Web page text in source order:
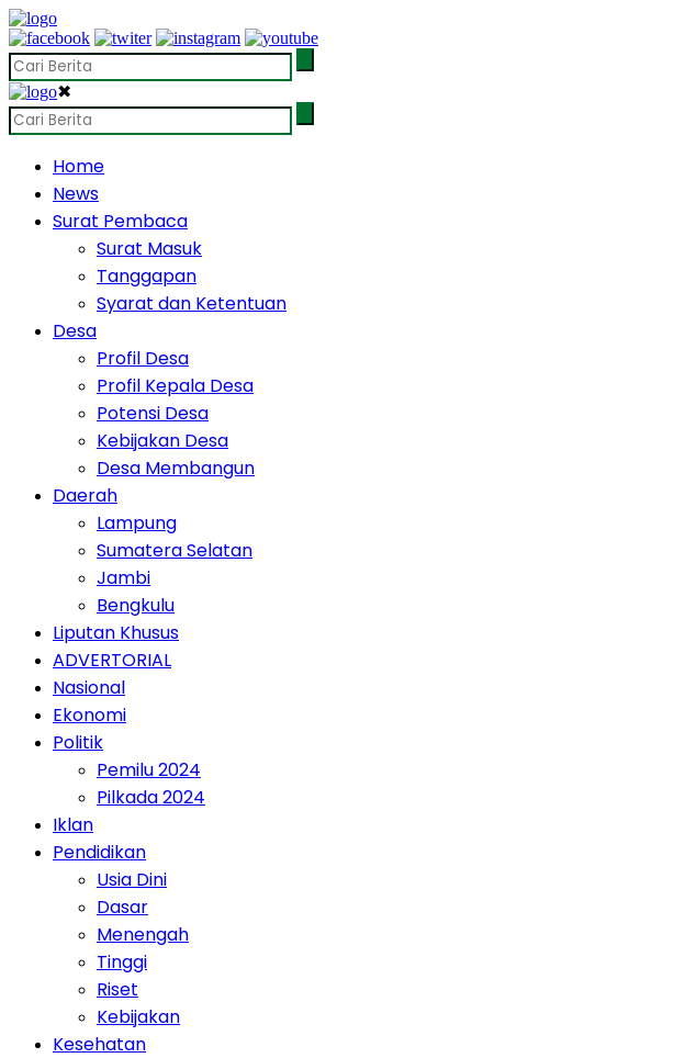
✖
Home
News
Surat Pembaca
Surat Masuk
Tanggapan
Syarat dan Ketentuan
Desa
Profil Desa
Profil Kepala Desa
Potensi Desa
Kebijakan Desa
Desa Membangun
Daerah
Lampung
Sumatera Selatan
Jambi
Bengkulu
Liputan Khusus
ADVERTORIAL
Nasional
Ekonomi
Politik
Pemilu 2024
Pilkada 2024
Iklan
Pendidikan
Usia Dini
Dasar
Menengah
Tinggi
Riset
Kebijakan
Kesehatan